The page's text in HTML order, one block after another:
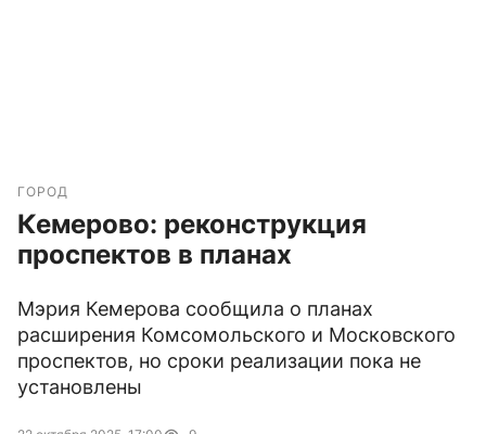
ГОРОД
Кемерово: реконструкция
проспектов в планах
Мэрия Кемерова сообщила о планах
расширения Комсомольского и Московского
проспектов, но сроки реализации пока не
установлены